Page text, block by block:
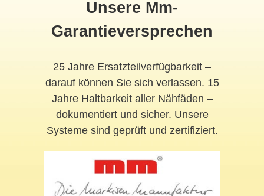
Unsere Mm-
Garantieversprechen
25 Jahre Ersatzteilverfügbarkeit –
darauf können Sie sich verlassen. 15
Jahre Haltbarkeit aller Nähfäden –
dokumentiert und sicher. Unsere
Systeme sind geprüft und zertifiziert.